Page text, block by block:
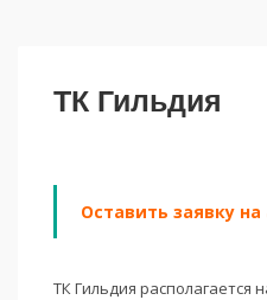
ТК Гильдия
Оставить заявку
ТК Гильдия располагается